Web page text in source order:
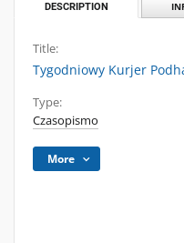
DESCRIPTION
Title:
Tygodniowy Kurjer
Type:
Czasopismo
More